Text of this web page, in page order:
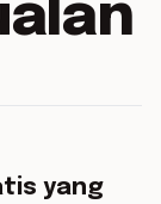
yang